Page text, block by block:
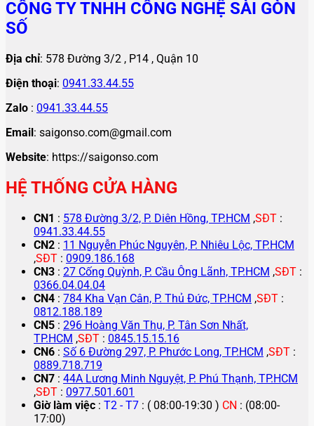
CÔNG TY TNHH CÔNG NGHỆ SÀI GÒN
SỐ
Địa chỉ: 578 Đường 3/2 , P14 , Quận 10
Điện thoại: 0941.33.44.55
Zalo : 0941.33.44.55
Email: saigonso.com@gmail.com
Website: https://saigonso.com
HỆ THỐNG CỬA HÀNG
CN1 : 578 Đường 3/2, P. Diên Hồng, TP.HCM ,SĐT :
0941.33.44.55
CN2 : 11 Nguyễn Phúc Nguyên, P. Nhiêu Lộc, TP.HCM
,SĐT : 0909.186.168
CN3 : 27 Cống Quỳnh, P. Cầu Ông Lãnh, TP.HCM ,SĐT :
0366.04.04.04
CN4 : 784 Kha Vạn Cân, P. Thủ Đức, TP.HCM ,SĐT :
0812.188.189
CN5 : 296 Hoàng Văn Thụ, P. Tân Sơn Nhất,
TP.HCM ,SĐT : 0845.15.15.16
CN6 : Số 6 Đường 297, P. Phước Long, TP.HCM ,SĐT :
0889.718.719
CN7 : 44A Lương Minh Nguyệt, P. Phú Thạnh, TP.HCM
,SĐT : 0977.501.601
Giờ làm việc : T2 - T7 : ( 08:00-19:30 ) CN : (08:00-
17:00)